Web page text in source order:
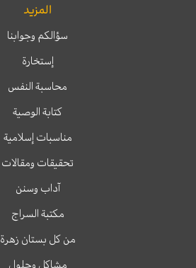
المزيد
سؤالكم وجوابنا
إستخارة
محاسبة النفس
كتابة الوصية
مناسبات إسلامية
تحقيقات ومقالات
آداب وسنن
مكتبة السراج
من كل بستان زهرة
مشاكل وحلول